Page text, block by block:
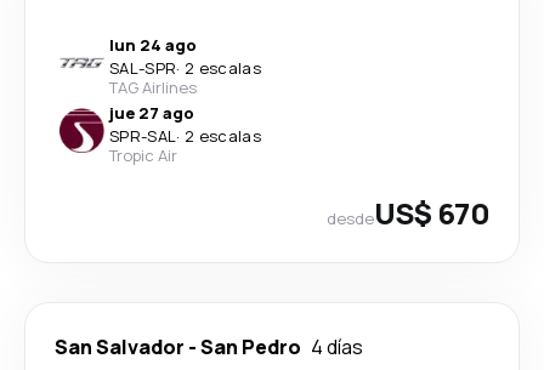
lun 24 ago
SAL-SPR· 2 escalas
TAG Airlines
jue 27 ago
SPR-SAL· 2 escalas
Tropic Air
desdeUS$ 670
San Salvador -San Pedro 4 días